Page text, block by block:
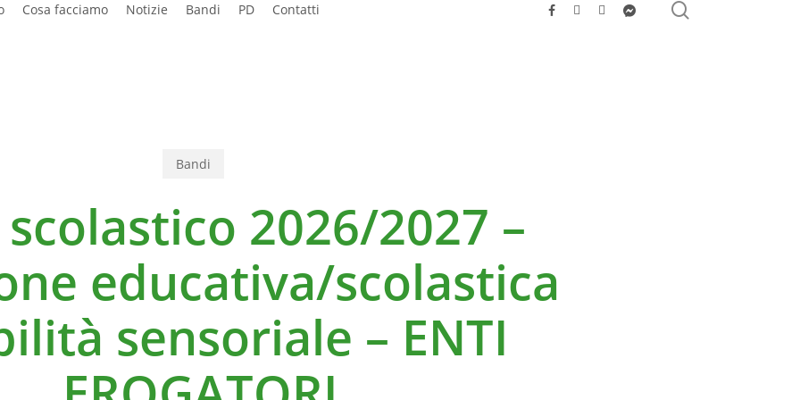
Cosa facciamo Notizie Bandi PD Contatti facebook
youtubeinstagrammessenger
Bandi
2026/2027 –
educativa/scolastica
sensoriale – ENTI